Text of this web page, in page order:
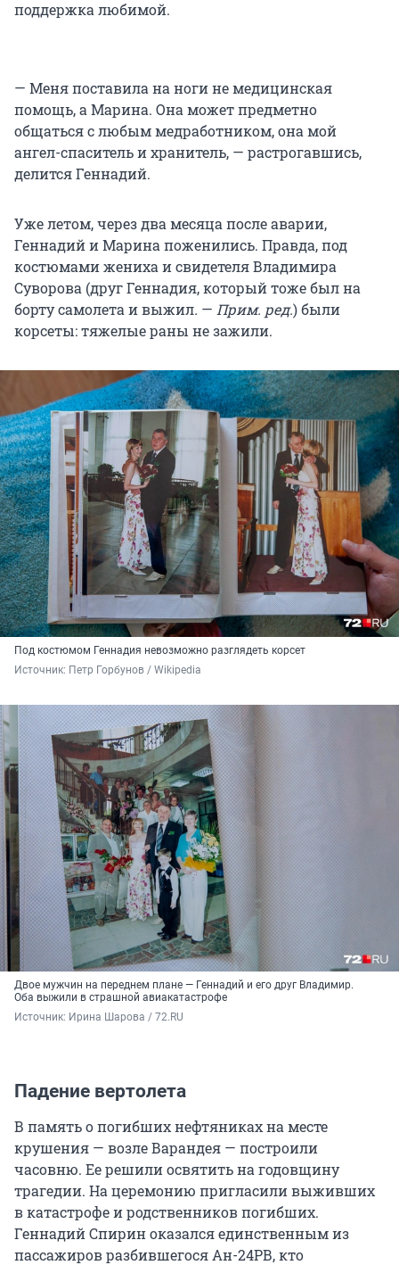
поддержка любимой.
— Меня поставила на ноги не медицинская
помощь, а Марина. Она может предметно
общаться с любым медработником, она мой
ангел-спаситель и хранитель, — растрогавшись,
делится Геннадий.
Уже летом, через два месяца после аварии,
Геннадий и Марина поженились. Правда, под
костюмами жениха и свидетеля Владимира
Суворова (друг Геннадия, который тоже был на
борту самолета и выжил. — Прим. ред.) были
корсеты: тяжелые раны не зажили.
Под костюмом Геннадия невозможно разглядеть корсет
Источник: Петр Горбунов / Wikipedia
Двое мужчин на переднем плане — Геннадий и его друг Владимир.
Оба выжили в страшной авиакатастрофе
Источник: Ирина Шарова / 72.RU
Падение вертолета
В память о погибших нефтяниках на месте
крушения — возле Варандея — построили
часовню. Ее решили освятить на годовщину
трагедии. На церемонию пригласили выживших
в катастрофе и родственников погибших.
Геннадий Спирин оказался единственным из
пассажиров разбившегося Ан-24РВ, кто